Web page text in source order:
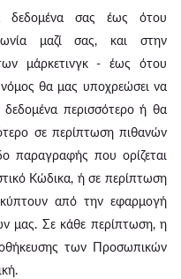
δεδομένα σας έως ότου
μαζί σας, και στην
μάρκετινγκ - έως ότου
νόμος θα μας υποχρεώσει να
δεδομένα περισσότερο ή θα
σε περίπτωση πιθανών
παραγραφής που ορίζεται
Κώδικα, ή σε περίπτωση
από την εφαρμογή
μας. Σε κάθε περίπτωση, η
των Προσωπικών